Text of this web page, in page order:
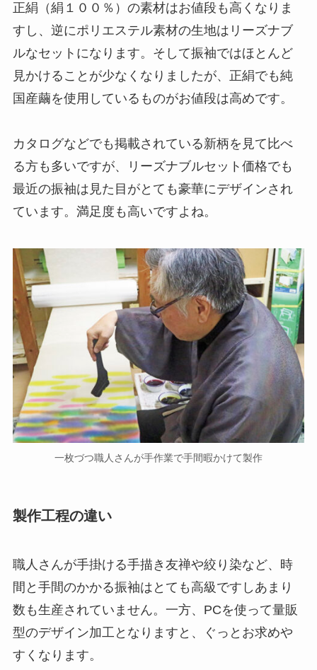
正絹（絹１００％）の素材はお値段も高くなりま
すし、逆にポリエステル素材の生地はリーズナブ
ルなセットになります。そして振袖ではほとんど
見かけることが少なくなりましたが、正絹でも純
国産繭を使用しているものがお値段は高めです。
カタログなどでも掲載されている新柄を見て比べ
る方も多いですが、リーズナブルセット価格でも
最近の振袖は見た目がとても豪華にデザインされ
ています。満足度も高いですよね。
一枚づつ職人さんが手作業で手間暇かけて製作
製作工程の違い
職人さんが手掛ける手描き友禅や絞り染など、時
間と手間のかかる振袖はとても高級ですしあまり
数も生産されていません。一方、PCを使って量販
型のデザイン加工となりますと、ぐっとお求めや
すくなります。